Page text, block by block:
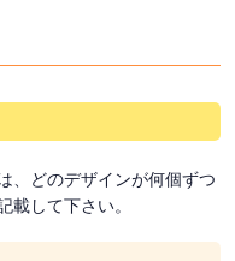
、どのデザインが何個ずつ
して下さい。